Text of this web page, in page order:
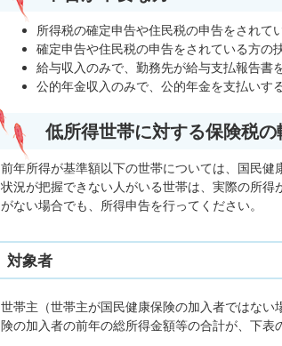
所得税の確定申告や住民税の申告をされて
確定申告や住民税の申告をされている方の
給与収入のみで、勤務先が給与支払報告書
公的年金収入のみで、公的年金を支払いす
低所得世帯に対する保険税
前年所得が基準額以下の世帯については、国民
状況が把握できない人がいる世帯は、実際の所
がない場合でも、所得申告を行ってください。
対象者
世帯主（世帯主が国民健康保険の加入者ではな
険の加入者の前年の総所得金額等の合計が、下表